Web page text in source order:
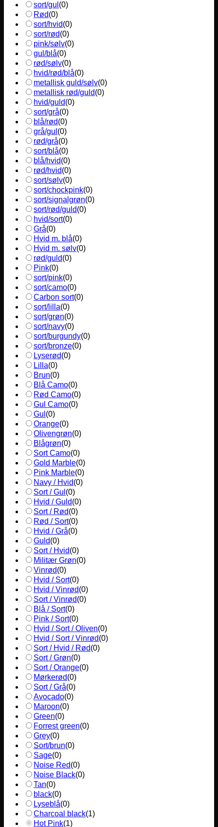
sort/gul (0)
Rød(0)
sort/hvid(0)
sort/rød(0)
pink/sølv(0)
gul/blå(0)
rød/sølv(0)
hvid/rød/blå(0)
metallisk guld/sølv(0)
metallisk rød/guld(0)
hvid/guld(0)
sort/grå(0)
blå/rød(0)
grå/gul (0)
rød/grå(0)
sort/blå(0)
blå/hvid(0)
rød/hvid(0)
sort/sølv(0)
sort/chockpink(0)
sort/signalgrøn(0)
sort/rød/guld(0)
hvid/sort(0)
Grå(0)
Hvid m. blå(0)
Hvid m. sølv(0)
rød/guld(0)
Pink(0)
sort/pink(0)
sort/camo(0)
Carbon sort(0)
sort/lilla(0)
sort/grøn(0)
sort/navy(0)
sort/burgundy(0)
sort/bronze(0)
Lyserød(0)
Lilla(0)
Brun(0)
Blå Camo(0)
Rød Camo(0)
Gul Camo(0)
Gul (0)
Orange(0)
Olivengrøn(0)
Blågrøn(0)
Sort Camo(0)
Gold Marble(0)
Pink Marble(0)
Navy / Hvid(0)
Sort / Gul (0)
Hvid / Guld(0)
Sort / Rød(0)
Rød / Sort(0)
Hvid / Grå(0)
Guld(0)
Sort / Hvid(0)
Militær Grøn(0)
Vinrød(0)
Hvid / Sort(0)
Hvid / Vinrød(0)
Sort / Vinrød(0)
Blå / Sort(0)
Pink / Sort(0)
Hvid / Sort / Oliven(0)
Hvid / Sort / Vinrød(0)
Sort / Hvid / Rød(0)
Sort / Grøn(0)
Sort / Orange(0)
Mørkerød(0)
Sort / Grå(0)
Avocado(0)
Maroon(0)
Green(0)
Forrest green(0)
Grey(0)
Sort/brun(0)
Sage(0)
Noise Red(0)
Noise Black(0)
Tan(0)
black(0)
Lyseblå(0)
Charcoal black(1)
Hot Pink(1)